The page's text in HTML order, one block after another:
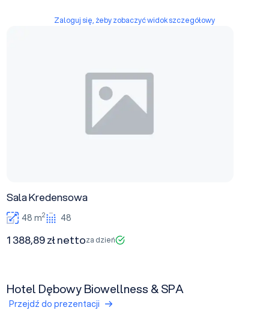
Zaloguj się, żeby zobaczyć widok szczegółowy
Sala Kredensowa
48 m2 48
1 388,89 zł nettoza dzień
Hotel Dębowy Biowellness & SPA
Przejdź do prezentacji